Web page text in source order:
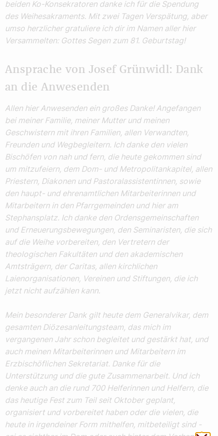
beiden Ko-Konsekratoren danke ich für die Spendung
des Weihesakraments. Mit zwei Tagen Verspätung, aber
umso herzlicher gratuliere ich dir im Namen aller hier
Versammelten: Gottes Segen zum 81. Geburtstag!
Ansprache von Josef Grünwidl: Dank
an die Anwesenden
Allen hier Anwesenden ein großes Danke! Angefangen
bei meiner Familie, meiner Mutter und meinen
Geschwistern mit ihren Familien, allen Verwandten,
Freunden und Wegbegleitern. Ich danke den vielen
Bischöfen von nah und fern, die heute gekommen sind
um mitzufeiern, dem Dom- und Metropolitankapitel, allen
Priestern, Diakonen und Pastoralassistentinnen, sowie
den haupt- und ehrenamtlichen Mitarbeiterinnen und
Mitarbeitern in den Pfarrgemeinden und hier am
Stephansplatz. Ich danke den Ordensgemeinschaften
und Erneuerungsbewegungen, den Seminaristen, die sich
auf die Weihe vorbereiten, den Vertretern der
theologischen Fakultäten und den akademischen
Amtsträgern, der Caritas, allen kirchlichen
Laienorganisationen, Vereinen und Stiftungen, die ich
jetzt nicht aufzählen kann.
Mein besonderer Dank gilt heute dem Generalvikar, dem
gesamten Diözesanleitungsteam, das mich im
vergangenen Jahr schon begleitet und gestärkt hat, und
auch meinen Mitarbeiterinnen und Mitarbeitern im
Erzbischöflichen Sekretariat. Danke für die
Unterstützung und die gute Zusammenarbeit. Und ich
denke auch an die rund 700 Helferinnen und Helfern, die
das heutige Fest zum Teil seit Oktober geplant,
organisiert und vorbereitet haben oder die vielen, die
heute in irgendeiner Form mithelfen, mitbeteiligt sind -